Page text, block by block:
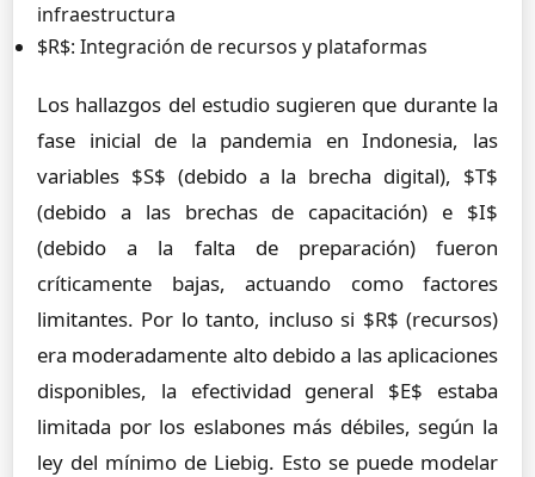
infraestructura
$R$: Integración de recursos y plataformas
Los hallazgos del estudio sugieren que durante la
fase inicial de la pandemia en Indonesia, las
variables $S$ (debido a la brecha digital), $T$
(debido a las brechas de capacitación) e $I$
(debido a la falta de preparación) fueron
críticamente bajas, actuando como factores
limitantes. Por lo tanto, incluso si $R$ (recursos)
era moderadamente alto debido a las aplicaciones
disponibles, la efectividad general $E$ estaba
limitada por los eslabones más débiles, según la
ley del mínimo de Liebig. Esto se puede modelar